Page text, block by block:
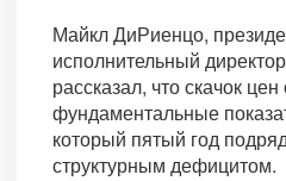
Майкл ДиРиенцо,
исполнительный
рассказал, что скачок
фундаментальные
который пятый год
структурным дефицитом.